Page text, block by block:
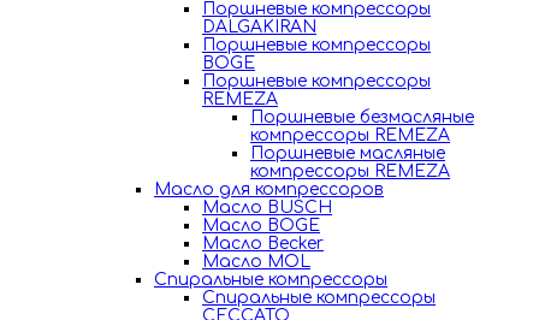
Поршневые компрессоры
DALGAKIRAN
Поршневые компрессоры
BOGE
Поршневые компрессоры
REMEZA
Поршневые безмасляные
компрессоры REMEZA
Поршневые масляные
компрессоры REMEZA
Масло для компрессоров
Масло BUSCH
Масло BOGE
Масло Becker
Масло MOL
Спиральные компрессоры
Спиральные компрессоры
CECCATO